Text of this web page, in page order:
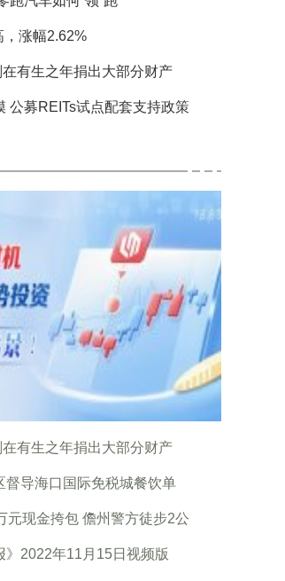
，涨幅2.62%
有生之年捐出大部分财产
公募REITs试点配套支持政策
有生之年捐出大部分财产
督导海口国际免税城餐饮单
元现金挎包 儋州警方徒步2公
》2022年11月15日视频版